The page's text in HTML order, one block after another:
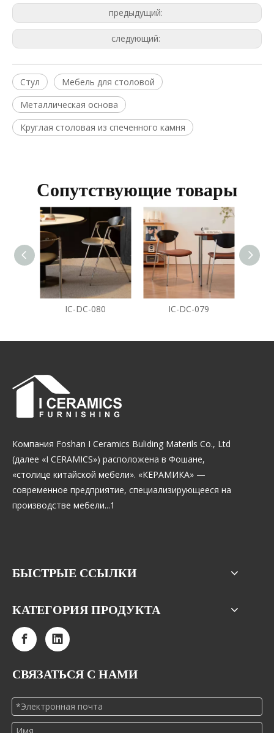
предыдущий:
следующий:
Стул
Мебель для столовой
Металлическая основа
Круглая столовая из спеченного камня
Сопутствующие товары
IC-DC-080 IC-DC-079
Компания Foshan I Ceramics Buliding Materils Co., Ltd
(далее «I CERAMICS») расположена в Фошане,
«столице китайской мебели». «КЕРАМИКА» —
современное предприятие, специализирующееся на
производстве мебели...1
БЫСТРЫЕ ССЫЛКИ
КАТЕГОРИЯ ПРОДУКТА
СВЯЗАТЬСЯ С НАМИ